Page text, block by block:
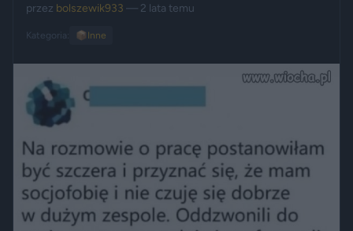
przez bolszewik933 — 2 lata temu
Kategoria: 📦 Inne